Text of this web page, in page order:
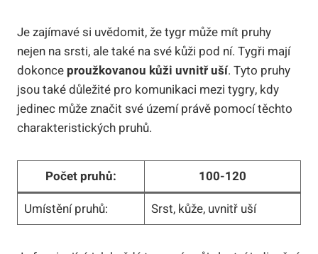
Je zajímavé si uvědomit, že tygr může mít pruhy
nejen na srsti, ale také na své kůži pod ní. Tygři mají
dokonce proužkovanou kůži uvnitř uší. Tyto pruhy
jsou také důležité pro komunikaci mezi tygry, kdy
jedinec může značit své území právě pomocí těchto
charakteristických pruhů.
Počet pruhů:
100-120
Umístění pruhů:
Srst, kůže, uvnitř uší